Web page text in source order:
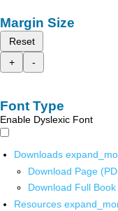
Margin Size
Reset
+
-
Font Type
Enable Dyslexic Font
Downloads
Download Page
Download Full Book
Resources